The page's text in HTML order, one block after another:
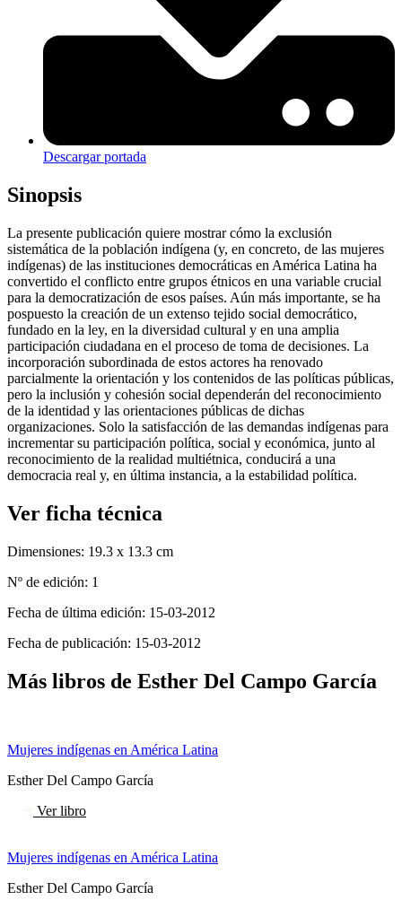
Descargar portada
Sinopsis
La presente publicación quiere mostrar cómo la exclusión
sistemática de la población indígena (y, en concreto, de las mujeres
indígenas) de las instituciones democráticas en América Latina ha
convertido el conflicto entre grupos étnicos en una variable crucial
para la democratización de esos países. Aún más importante, se ha
pospuesto la creación de un extenso tejido social democrático,
fundado en la ley, en la diversidad cultural y en una amplia
participación ciudadana en el proceso de toma de decisiones. La
incorporación subordinada de estos actores ha renovado
parcialmente la orientación y los contenidos de las políticas públicas,
pero la inclusión y cohesión social dependerán del reconocimiento
de la identidad y las orientaciones públicas de dichas
organizaciones. Solo la satisfacción de las demandas indígenas para
incrementar su participación política, social y económica, junto al
reconocimiento de la realidad multiétnica, conducirá a una
democracia real y, en última instancia, a la estabilidad política.
Ver ficha técnica
Dimensiones: 19.3 x 13.3 cm
Nº de edición: 1
Fecha de última edición: 15-03-2012
Fecha de publicación: 15-03-2012
Más libros de Esther Del Campo García
Mujeres indígenas en América Latina
Esther Del Campo García
Ver libro
Mujeres indígenas en América Latina
Esther Del Campo García